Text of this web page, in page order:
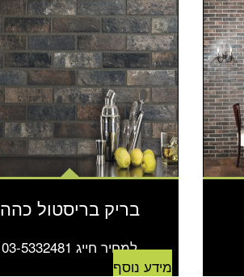
בריק בריסטול כהה
למחיר חייג 03-5332481
מידע נוסף